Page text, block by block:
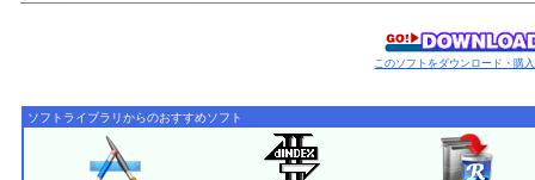
このソフトをダウンロード・購
ソフトライブラリからのおすすめソフト